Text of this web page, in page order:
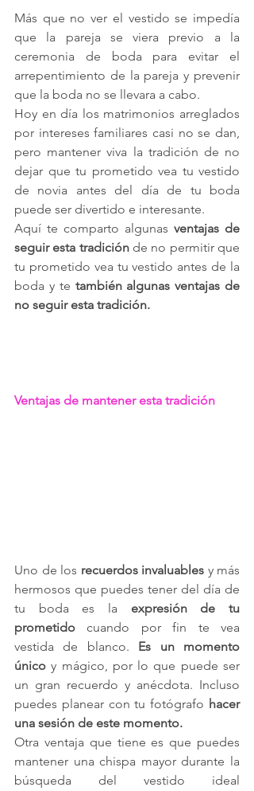
Más que no ver el vestido se impedía
que la pareja se viera previo a la
ceremonia de boda para evitar el
arrepentimiento de la pareja y prevenir
que la boda no se llevara a cabo.
Hoy en día los matrimonios arreglados
por intereses familiares casi no se dan,
pero mantener viva la tradición de no
dejar que tu prometido vea tu vestido
de novia antes del día de tu boda
puede ser divertido e interesante.
Aquí te comparto algunas ventajas de
seguir esta tradición de no permitir que
tu prometido vea tu vestido antes de la
boda y te también algunas ventajas de
no seguir esta tradición.
Ventajas de mantener esta tradición
Uno de los recuerdos invaluables y más
hermosos que puedes tener del día de
tu boda es la expresión de tu
prometido cuando por fin te vea
vestida de blanco. Es un momento
único y mágico, por lo que puede ser
un gran recuerdo y anécdota. Incluso
puedes planear con tu fotógrafo hacer
una sesión de este momento.
Otra ventaja que tiene es que puedes
mantener una chispa mayor durante la
búsqueda del vestido ideal